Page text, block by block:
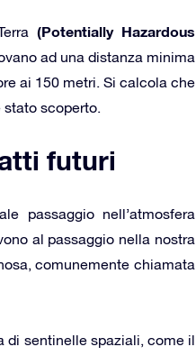
(Potentially Hazardous
ad una distanza minima
ai 150 metri. Si calcola che
stato scoperto.
futuri
passaggio nell’atmosfera
al passaggio nella nostra
comunemente chiamata
di sentinelle spaziali, come il